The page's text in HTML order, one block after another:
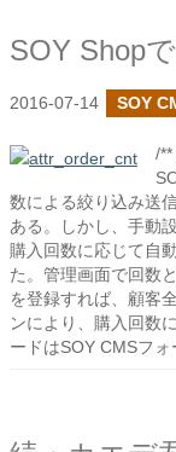
2016-07-14 SOY
/**
数による絞り込み送
ある。しかし、手動
購入回数に応じて自
た。管理画面で回数
を登録すれば、顧客
ンにより、購入回数
ードはSOY CMSフォ